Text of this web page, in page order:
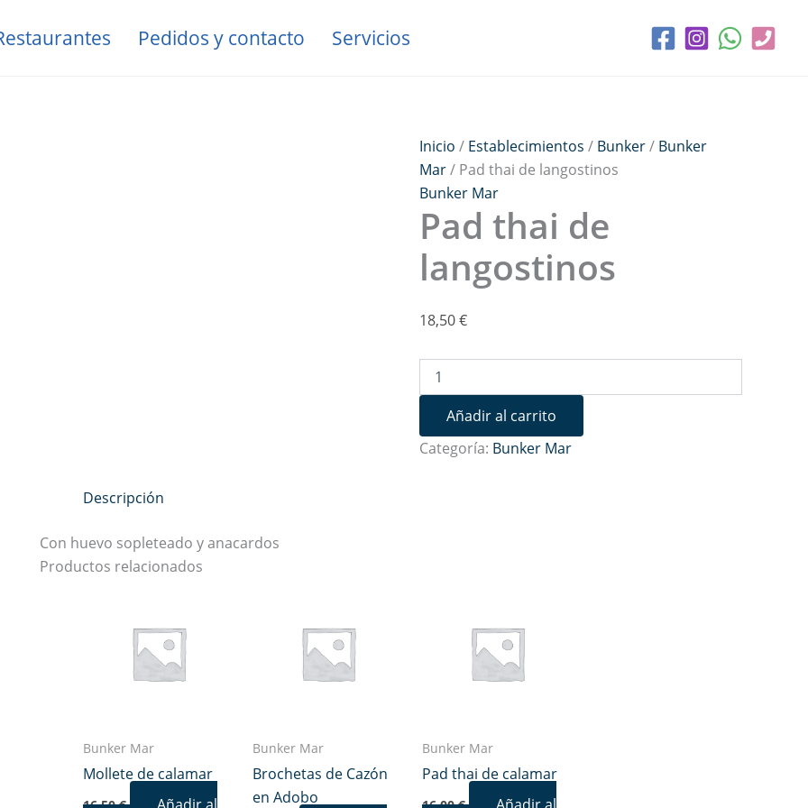
Pedidos y contacto Servicios
Inicio / Establecimientos / Bunker/ Bunker
Mar/ Pad thai de langostinos
Bunker Mar
Pad thai de
langostinos
18,50€
Añadir al carrito
Categoría: Bunker Mar
Descripción
Con huevo sopleteado y anacardos
Productos relacionados
Bunker Mar
Mollete de calamar
Bunker Mar
Brochetas de Cazón
en Adobo
Bunker Mar
Pad thai de calamar